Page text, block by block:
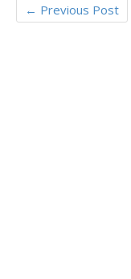
← Previous Post